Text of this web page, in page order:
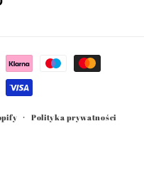
Polityka prywatności